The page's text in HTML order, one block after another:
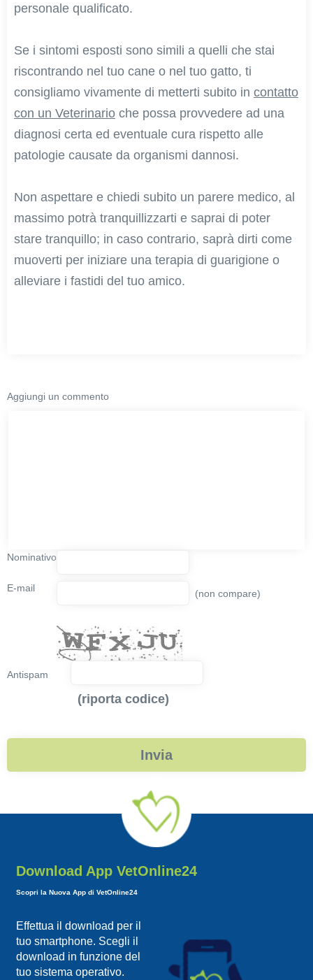
personale qualificato.
Se i sintomi esposti sono simili a quelli che stai
riscontrando nel tuo cane o nel tuo gatto, ti
consigliamo vivamente di metterti subito in contatto
con un Veterinario che possa provvedere ad una
diagnosi certa ed eventuale cura rispetto alle
patologie causate da organismi dannosi.
Non aspettare e chiedi subito un parere medico, al
massimo potrà tranquillizzarti e saprai di poter
stare tranquillo; in caso contrario, saprà dirti come
muoverti per iniziare una terapia di guarigione o
alleviare i fastidi del tuo amico.
Aggiungi un commento
Nominativo
E-mail (non compare)
Antispam
(riporta codice)
Download App VetOnline24
Scopri la Nuova App di VetOnline24
Effettua il download per il
tuo smartphone. Scegli il
download in funzione del
tuo sistema operativo.